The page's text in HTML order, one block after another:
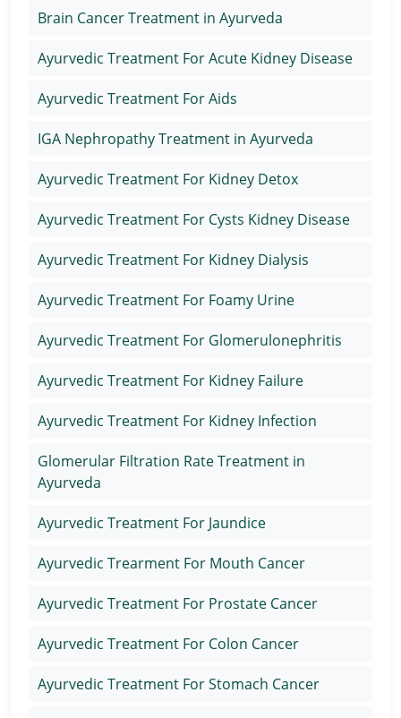
Brain Cancer Treatment in Ayurveda
Ayurvedic Treatment For Acute Kidney Disease
Ayurvedic Treatment For Aids
IGA Nephropathy Treatment in Ayurveda
Ayurvedic Treatment For Kidney Detox
Ayurvedic Treatment For Cysts Kidney Disease
Ayurvedic Treatment For Kidney Dialysis
Ayurvedic Treatment For Foamy Urine
Ayurvedic Treatment For Glomerulonephritis
Ayurvedic Treatment For Kidney Failure
Ayurvedic Treatment For Kidney Infection
Glomerular Filtration Rate Treatment in
Ayurveda
Ayurvedic Treatment For Jaundice
Ayurvedic Trearment For Mouth Cancer
Ayurvedic Treatment For Prostate Cancer
Ayurvedic Treatment For Colon Cancer
Ayurvedic Treatment For Stomach Cancer